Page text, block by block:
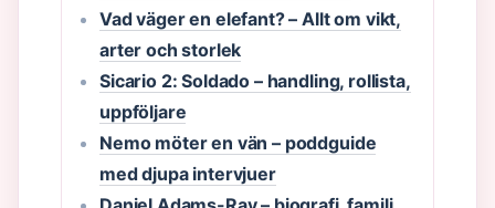
Vad väger en elefant? – Allt om vikt,
arter och storlek
Sicario 2: Soldado – handling, rollista,
uppföljare
Nemo möter en vän – poddguide
med djupa intervjuer